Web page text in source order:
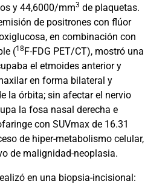
y 44,6000/mm3 de plaquetas.
de positrones con flúor
en combinación con
(18 F-FDG PET/CT), mostró una
el etmoides anterior y
en forma bilateral y
la órbita; sin afectar el nervio
la fosa nasal derecha e
con SUVmax de 16.31
de hiper-metabolismo celular,
de malignidad-neoplasia.
en una biopsia-incisional: